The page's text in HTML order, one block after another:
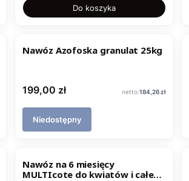
Do koszyka
Nawóz Azofoska granulat 25kg
Cena
199,00 zł Cena
184,26 zł
Niedostępny
Nawóz na 6 miesięcy
MULTIcote do kwiatów i całego